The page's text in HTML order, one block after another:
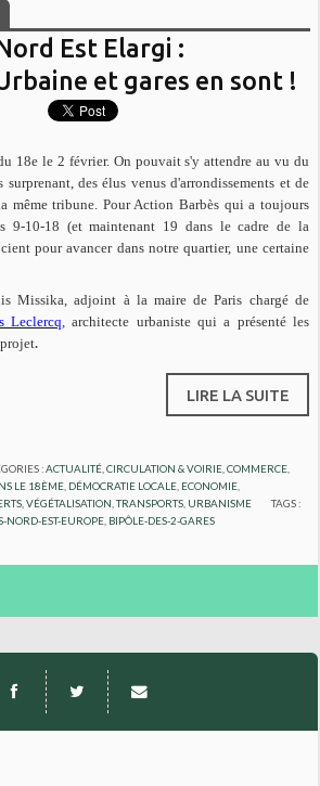
Est Elargi :
et gares en sont !
18e le 2 février. On pouvait s'y attendre au vu du
des élus venus d'arrondissements et de
même tribune. Pour Action Barbès qui a toujours
9-10-18 (et maintenant 19 dans le cadre de la
pour avancer dans notre quartier, une certaine
Missika, adjoint à la maire de Paris chargé de
Leclercq, architecte urbaniste qui a présenté les
.
LIRE LA SUITE
:ACTUALITÉ, CIRCULATION & VOIRIE, COMMERCE,
LE 18ÈME DÉMOCRATIE LOCALE ECONOMIE
VÉGÉTALISATION ,TRANSPORTS URBANISME
TAGS :
NORD-EST-EUROPE BIPÔLE-DES-2-GARES